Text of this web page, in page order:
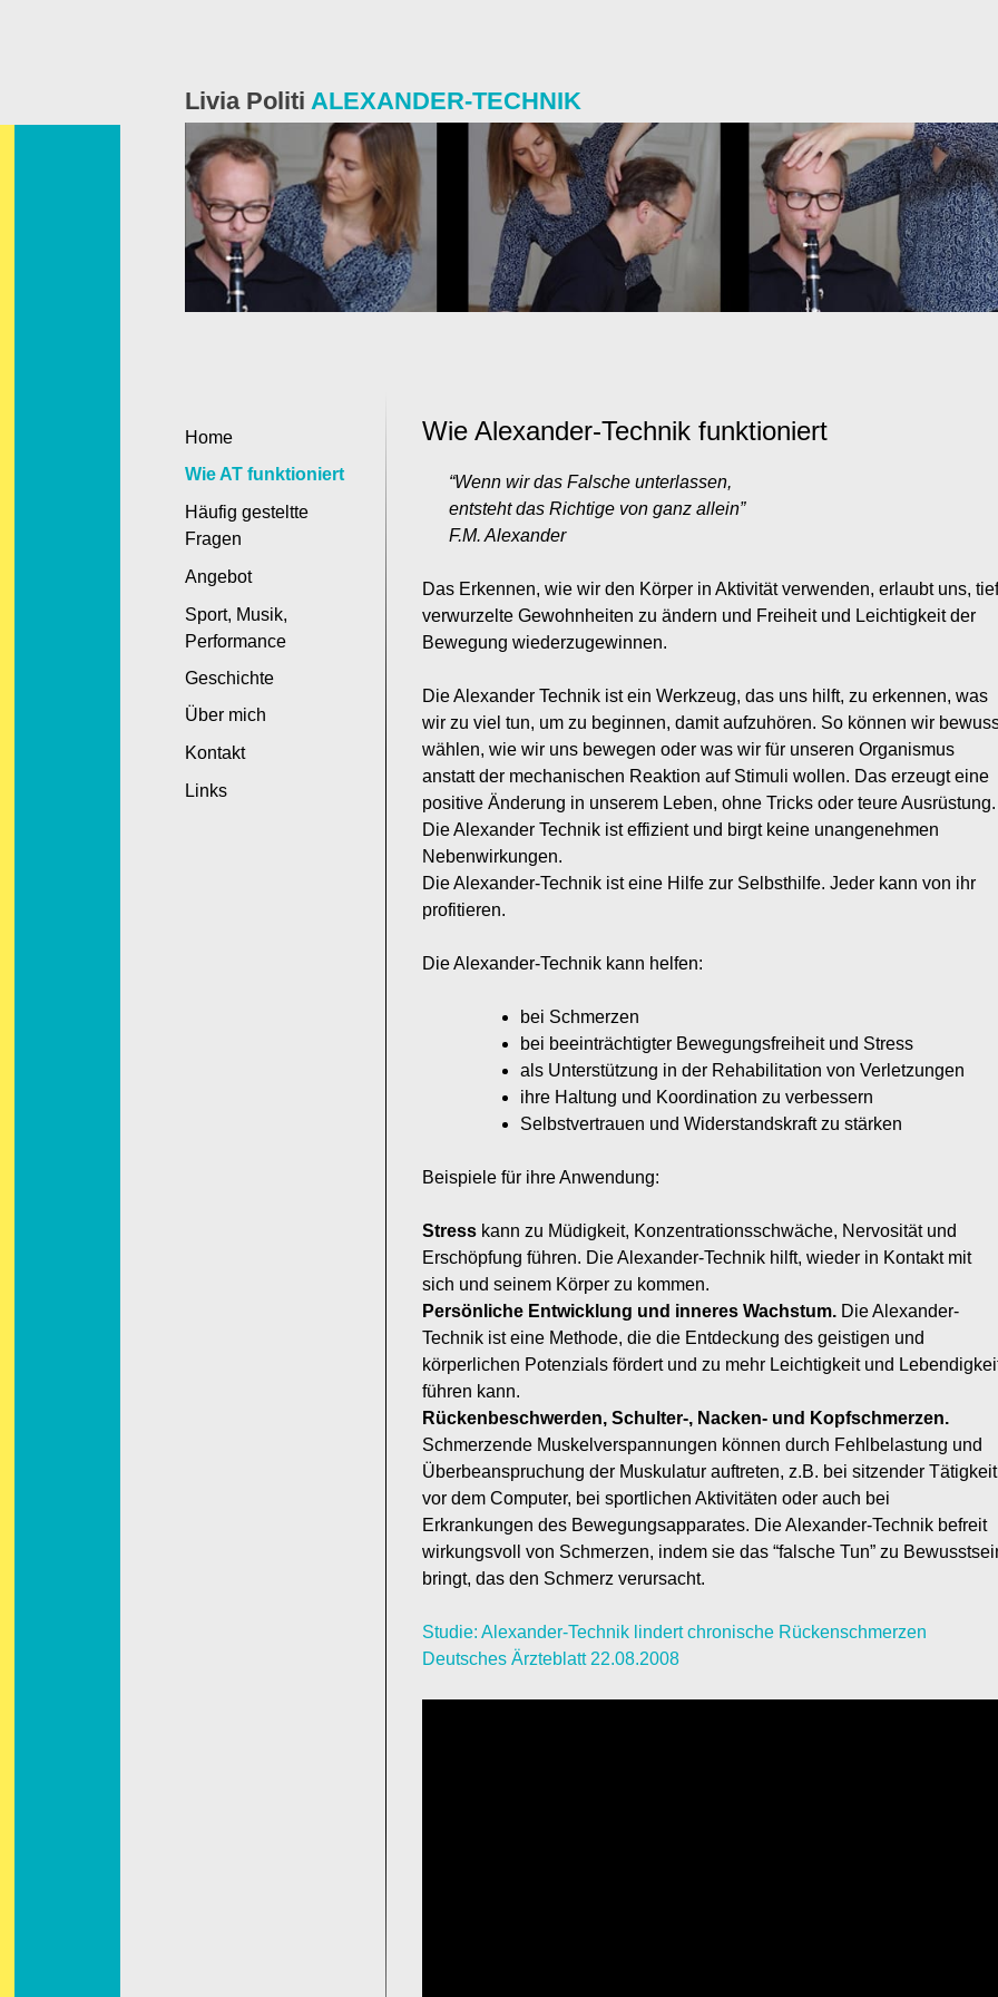
Livia PolitiALEXANDER-TECHNIK
Home
Wie AT funktioniert
Häufig gesteltte
Fragen
Angebot
Sport, Musik,
Performance
Geschichte
Über mich
Kontakt
Links
Wie Alexander-Technik funktioniert
“Wenn wir das Falsche unterlassen,
entsteht das Richtige von ganz allein”
F.M. Alexander
Das Erkennen, wie wir den Körper in Aktivität verwenden, erlaubt uns, tief
verwurzelte Gewohnheiten zu ändern und Freiheit und Leichtigkeit der
Bewegung wiederzugewinnen.
Die Alexander Technik ist ein Werkzeug, das uns hilft, zu erkennen, was
wir zu viel tun, um zu beginnen, damit aufzuhören. So können wir
wählen, wie wir uns bewegen oder was wir für unseren Organismus
anstatt der mechanischen Reaktion auf Stimuli wollen. Das erzeugt eine
positive Änderung in unserem Leben, ohne Tricks oder teure Ausrüstung.
Die Alexander Technik ist effizient und birgt keine unangenehmen
Nebenwirkungen.
Die Alexander-Technik ist eine Hilfe zur Selbsthilfe. Jeder kann von ihr
profitieren.
Die Alexander-Technik kann helfen:
bei Schmerzen
bei beeinträchtigter Bewegungsfreiheit und Stress
als Unterstützung in der Rehabilitation von Verletzungen
ihre Haltung und Koordination zu verbessern
Selbstvertrauen und Widerstandskraft zu stärken
Beispiele für ihre Anwendung:
Stresskann zu Müdigkeit, Konzentrationsschwäche, Nervosität und
Erschöpfung führen. Die Alexander-Technik hilft, wieder in Kontakt mit
sich und seinem Körper zu kommen.
Persönliche Entwicklung und inneres Wachstum.Die Alexander-
Technik ist eine Methode, die die Entdeckung des geistigen und
körperlichen Potenzials fördert und zu mehr Leichtigkeit und
führen kann.
Rückenbeschwerden, Schulter-, Nacken- und Kopfschmerzen.
Schmerzende Muskelverspannungen können durch Fehlbelastung und
Überbeanspruchung der Muskulatur auftreten, z.B. bei sitzender Tätigkeit
vor dem Computer, bei sportlichen Aktivitäten oder auch bei
Erkrankungen des Bewegungsapparates. Die Alexander-Technik befreit
wirkungsvoll von Schmerzen, indem sie das “falsche Tun” zu
bringt, das den Schmerz verursacht.
Studie: Alexander-Technik lindert chronische Rückenschmerzen
Deutsches Ärzteblatt 22.08.2008